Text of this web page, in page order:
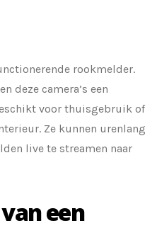
rookmelder.
deze camera’s een
voor thuisgebruik of
Ze kunnen urenlang
live te streamen naar
een